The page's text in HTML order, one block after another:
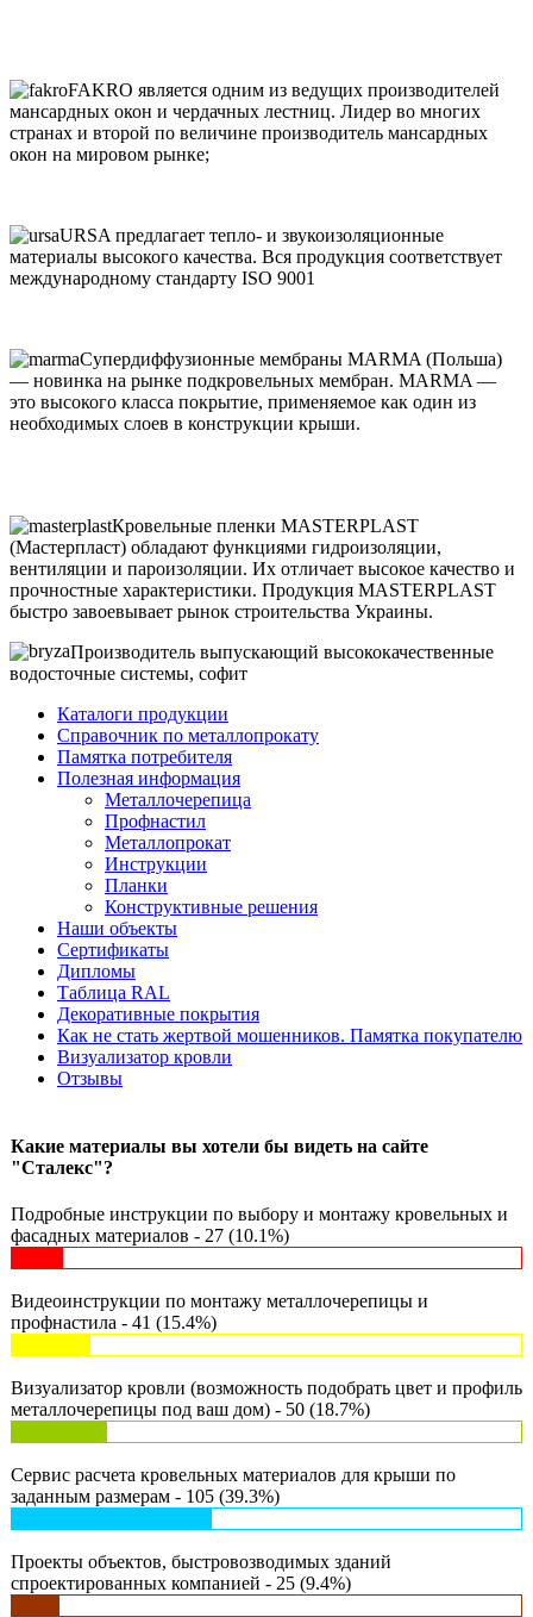
FAKRO является одним из ведущих производителей
мансардных окон и чердачных лестниц. Лидер во многих
странах и второй по величине производитель мансардных
окон на мировом рынке;
URSA предлагает тепло- и звукоизоляционные
материалы высокого качества. Вся продукция соответствует
международному стандарту ISO 9001
Супердиффузионные мембраны MARMA (Польша)
— новинка на рынке подкровельных мембран. MARMA —
это высокого класса покрытие, применяемое как один из
необходимых слоев в конструкции крыши.
Кровельные пленки MASTERPLAST
(Мастерпласт) обладают функциями гидроизоляции,
вентиляции и пароизоляции. Их отличает высокое качество и
прочностные характеристики. Продукция MASTERPLAST
быстро завоевывает рынок строительства Украины.
Производитель выпускающий высококачественные
водосточные системы, софит
Каталоги продукции
Справочник по металлопрокату
Памятка потребителя
Полезная информация
Металлочерепица
Профнастил
Металлопрокат
Инструкции
Планки
Конструктивные решения
Наши объекты
Сертификаты
Дипломы
Таблица RAL
Декоративные покрытия
Как не стать жертвой мошенников. Памятка покупателю
Визуализатор кровли
Отзывы
Какие материалы вы хотели бы видеть на сайте
"Сталекс"?
Подробные инструкции по выбору и монтажу кровельных и
фасадных материалов - 27 (10.1%)
Видеоинструкции по монтажу металлочерепицы и
профнастила - 41 (15.4%)
Визуализатор кровли (возможность подобрать цвет и профиль
металлочерепицы под ваш дом) - 50 (18.7%)
Сервис расчета кровельных материалов для крыши по
заданным размерам - 105 (39.3%)
Проекты объектов, быстровозводимых зданий
спроектированных компанией - 25 (9.4%)